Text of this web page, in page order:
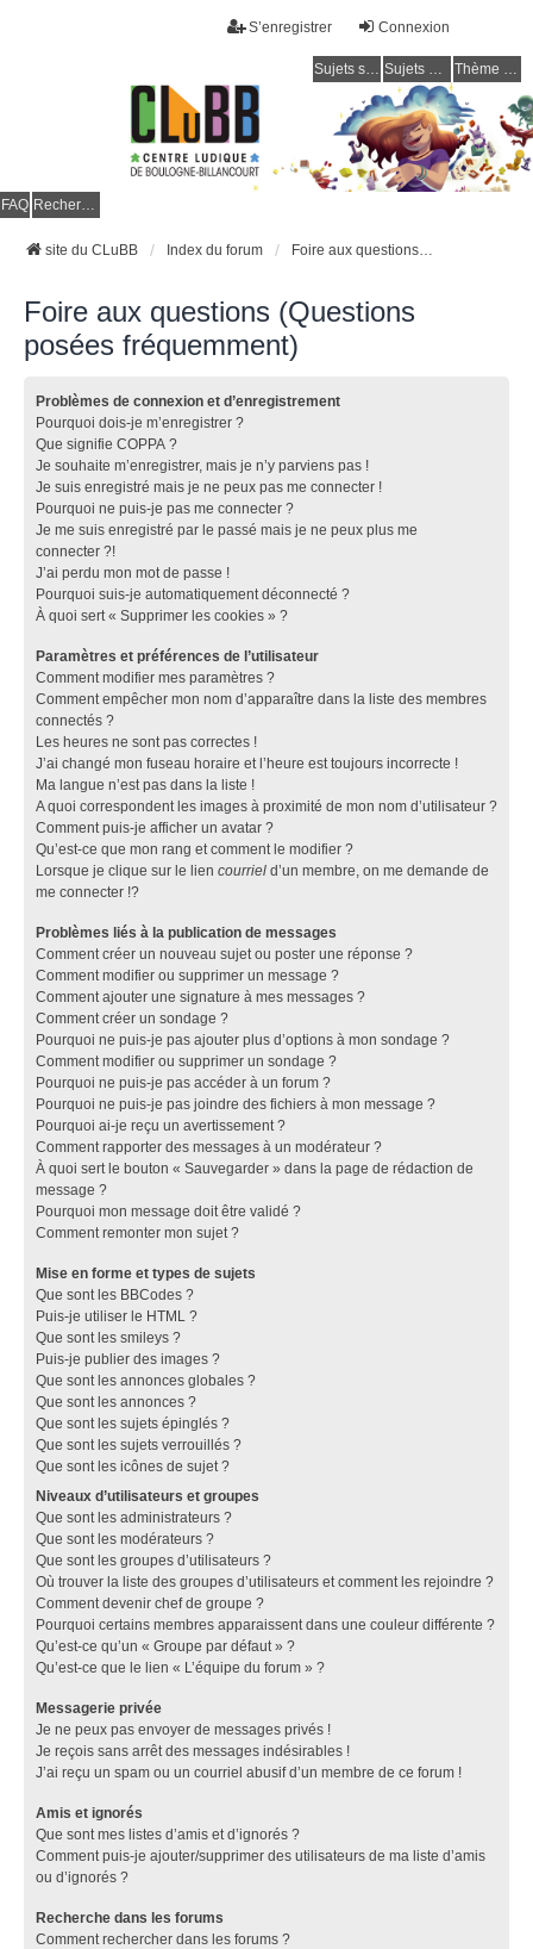
Connexion
S’enregistrer
Sujets sans réponse Sujets actifs Thème clair / foncé
FAQ Rechercher
site du CLuBB Index du forum Foire aux questions (Questions posées fréquemment)
Foire aux questions (Questions
posées fréquemment)
Problèmes de connexion et d’enregistrement
Pourquoi dois-je m’enregistrer ?
Que signifie COPPA ?
Je souhaite m’enregistrer, mais je n’y parviens pas !
Je suis enregistré mais je ne peux pas me connecter !
Pourquoi ne puis-je pas me connecter ?
Je me suis enregistré par le passé mais je ne peux plus me
connecter ?!
J’ai perdu mon mot de passe !
Pourquoi suis-je automatiquement déconnecté ?
À quoi sert « Supprimer les cookies » ?
Paramètres et préférences de l’utilisateur
Comment modifier mes paramètres ?
Comment empêcher mon nom d’apparaître dans la liste des membres
connectés ?
Les heures ne sont pas correctes !
J’ai changé mon fuseau horaire et l’heure est toujours incorrecte !
Ma langue n’est pas dans la liste !
A quoi correspondent les images à proximité de mon nom d’utilisateur ?
Comment puis-je afficher un avatar ?
Qu’est-ce que mon rang et comment le modifier ?
Lorsque je clique sur le lien courriel d’un membre, on me demande de
me connecter !?
Problèmes liés à la publication de messages
Comment créer un nouveau sujet ou poster une réponse ?
Comment modifier ou supprimer un message ?
Comment ajouter une signature à mes messages ?
Comment créer un sondage ?
Pourquoi ne puis-je pas ajouter plus d’options à mon sondage ?
Comment modifier ou supprimer un sondage ?
Pourquoi ne puis-je pas accéder à un forum ?
Pourquoi ne puis-je pas joindre des fichiers à mon message ?
Pourquoi ai-je reçu un avertissement ?
Comment rapporter des messages à un modérateur ?
À quoi sert le bouton « Sauvegarder » dans la page de rédaction de
message ?
Pourquoi mon message doit être validé ?
Comment remonter mon sujet ?
Mise en forme et types de sujets
Que sont les BBCodes ?
Puis-je utiliser le HTML ?
Que sont les smileys ?
Puis-je publier des images ?
Que sont les annonces globales ?
Que sont les annonces ?
Que sont les sujets épinglés ?
Que sont les sujets verrouillés ?
Que sont les icônes de sujet ?
Niveaux d’utilisateurs et groupes
Que sont les administrateurs ?
Que sont les modérateurs ?
Que sont les groupes d’utilisateurs ?
Où trouver la liste des groupes d’utilisateurs et comment les rejoindre ?
Comment devenir chef de groupe ?
Pourquoi certains membres apparaissent dans une couleur différente ?
Qu’est-ce qu’un « Groupe par défaut » ?
Qu’est-ce que le lien « L’équipe du forum » ?
Messagerie privée
Je ne peux pas envoyer de messages privés !
Je reçois sans arrêt des messages indésirables !
J’ai reçu un spam ou un courriel abusif d’un membre de ce forum !
Amis et ignorés
Que sont mes listes d’amis et d’ignorés ?
Comment puis-je ajouter/supprimer des utilisateurs de ma liste d’amis
ou d’ignorés ?
Recherche dans les forums
Comment rechercher dans les forums ?